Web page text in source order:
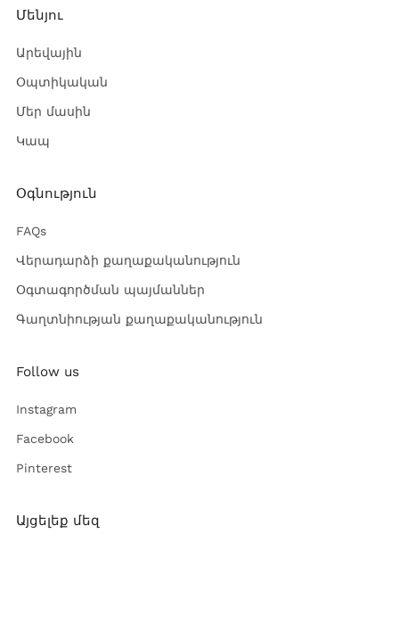
Մենյու
Արեվային
Օպտիկական
Մեր մասին
Կապ
Օգնություն
FAQs
Վերադարձի քաղաքականություն
Օգտագործման պայմաններ
Գաղտնիության քաղաքականություն
Follow us
Instagram
Facebook
Pinterest
Այցելեք մեզ